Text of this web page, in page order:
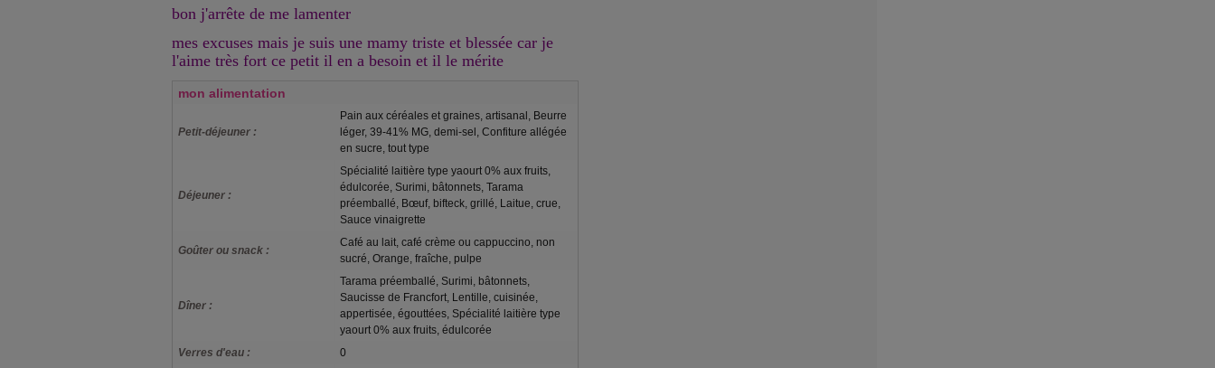
bon j'arrête de me lamenter
mes excuses mais je suis une mamy triste et blessée car je
l'aime très fort ce petit il en a besoin et il le mérite
mon alimentation
Petit-déjeuner :
Pain aux céréales et graines, artisanal, Beurre
léger, 39-41% MG, demi-sel, Confiture allégée
en sucre, tout type
Déjeuner :
Spécialité laitière type yaourt 0% aux fruits,
édulcorée, Surimi, bâtonnets, Tarama
préemballé, Bœuf, bifteck, grillé, Laitue, crue,
Sauce vinaigrette
Goûter ou snack :
Café au lait, café crème ou cappuccino, non
sucré, Orange, fraîche, pulpe
Dîner :
Tarama préemballé, Surimi, bâtonnets,
Saucisse de Francfort, Lentille, cuisinée,
appertisée, égouttées, Spécialité laitière type
yaourt 0% aux fruits, édulcorée
Verres d'eau :
0